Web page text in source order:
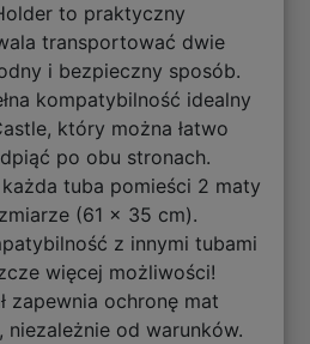
to praktyczny
transportować dwie
i bezpieczny sposób.
kompatybilność idealny
który można łatwo
po obu stronach.
tuba pomieści 2 maty
(61 x 35 cm).
z innymi tubami
więcej możliwości!
zapewnia ochronę mat
od warunków.